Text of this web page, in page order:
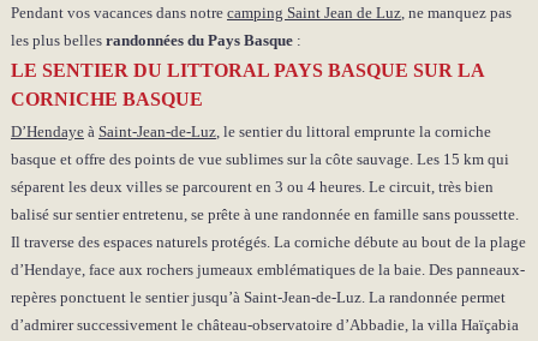
Pendant vos vacances dans notre camping Saint Jean de Luz, ne manquez pas
les plus belles randonnées du Pays Basque:
LE SENTIER DU LITTORAL PAYS BASQUE SUR LA
CORNICHE BASQUE
D’Hendayeà Saint-Jean-de-Luz, le sentier du littoral emprunte la corniche
basque et offre des points de vue sublimes sur la côte sauvage. Les 15 km qui
séparent les deux villes se parcourent en 3 ou 4 heures. Le circuit, très bien
balisé sur sentier entretenu, se prête à une randonnée en famille sans poussette.
Il traverse des espaces naturels protégés. La corniche débute au bout de la plage
d’Hendaye, face aux rochers jumeaux emblématiques de la baie. Des panneaux-
repères ponctuent le sentier jusqu’à Saint-Jean-de-Luz. La randonnée permet
d’admirer successivement le château-observatoire d’Abbadie, la villa Haïçabia